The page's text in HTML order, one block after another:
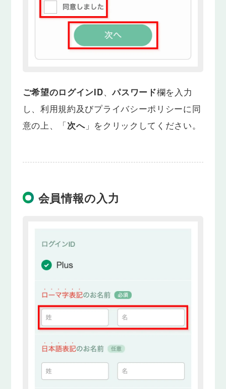
ご希望のログインID、パスワード欄を入力
し、利用規約及びプライバシーポリシーに同
意の上、「次へ」をクリックしてください。
会員情報の入力